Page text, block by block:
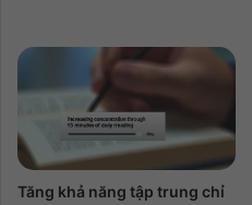
Tăng khả năng tập trung chỉ